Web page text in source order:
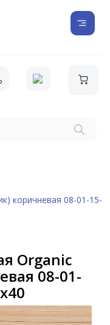
коричневая 08-01-15-
Organic
08-01-